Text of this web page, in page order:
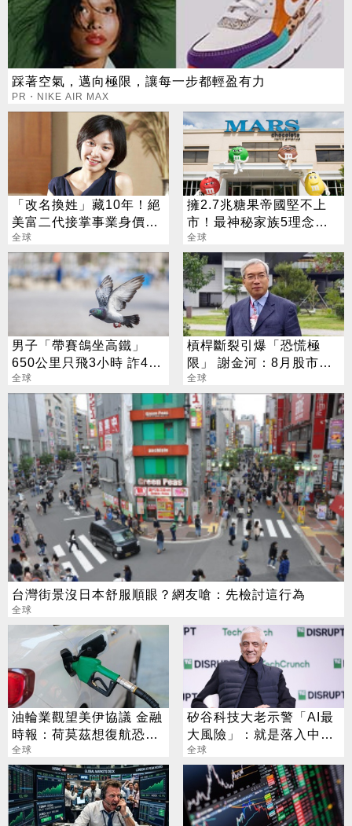
踩著空氣，邁向極限，讓每一步都輕盈有力
PR・NIKE AIR MAX
「改名換姓」藏10年！絕
美富二代接掌事業身價飆
4百億
全球
擁2.7兆糖果帝國堅不上
市！最神秘家族5理念曝
光
全球
男子「帶賽鴿坐高鐵」
650公里只飛3小時 詐490
萬獎金遭逮
全球
槓桿斷裂引爆「恐慌極
限」 謝金河：8月股市得
看「這2檔」
全球
台灣街景沒日本舒服順眼？網友嗆：先檢討這行為
全球
油輪業觀望美伊協議 金融
時報：荷莫茲想復航恐等
數週
全球
矽谷科技大老示警「AI最
大風險」：就是落入中俄
手中
全球